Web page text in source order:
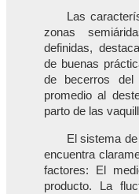
Las
zonas
definidas,
de buenas
de becerros del
promedio al
parto de las
El sistema
encuentra
factores: El
producto. La